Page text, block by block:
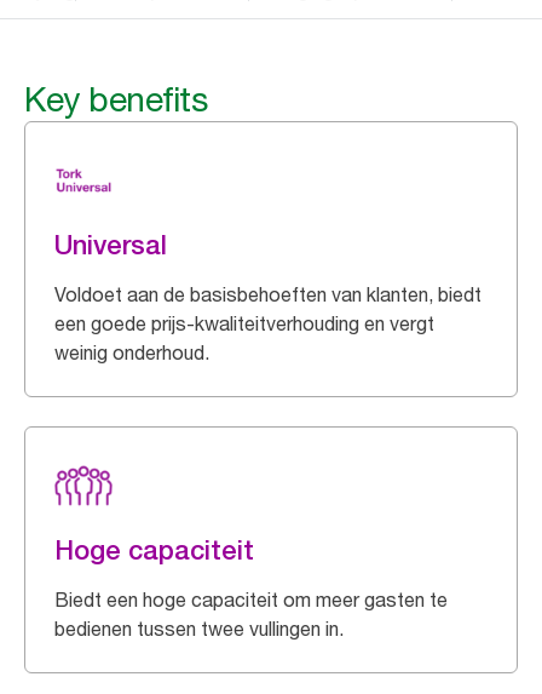
Key benefits
Universal
Voldoet aan de basisbehoeften van klanten, biedt
een goede prijs-kwaliteitverhouding en vergt
weinig onderhoud.
Hoge capaciteit
Biedt een hoge capaciteit om meer gasten te
bedienen tussen twee vullingen in.